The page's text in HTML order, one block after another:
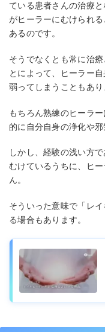
ている患者さんの治療
がヒーラーにむけられ
あるのです。
そうでなくとも常に治
とによって、ヒーラー
弱ってしまうこともあり
もちろん熟練のヒーラ
的に自分自身の浄化や邪
しかし、経験の浅い方
むけているうちに、ヒ
ん。
そういった意味で「レ
る場合もあります。